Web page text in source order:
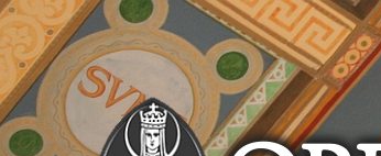
Skip
to
content